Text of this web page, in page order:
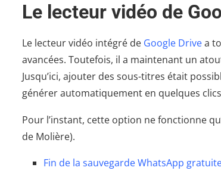
Le lecteur vidéo de
Le lecteur vidéo intégré de Google Drivea
avancées. Toutefois, il a maintenant un
Jusqu’ici, ajouter des sous-titres était
générer automatiquement en quelques
Pour l’instant, cette option ne fonctionne
de Molière).
Fin de la sauvegarde WhatsApp